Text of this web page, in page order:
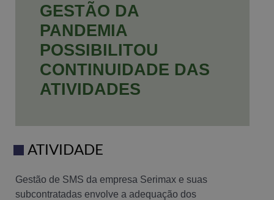
GESTÃO DA
PANDEMIA
POSSIBILITOU
CONTINUIDADE DAS
ATIVIDADES
ATIVIDADE
Gestão de SMS da empresa Serimax e suas
subcontratadas envolve a adequação dos